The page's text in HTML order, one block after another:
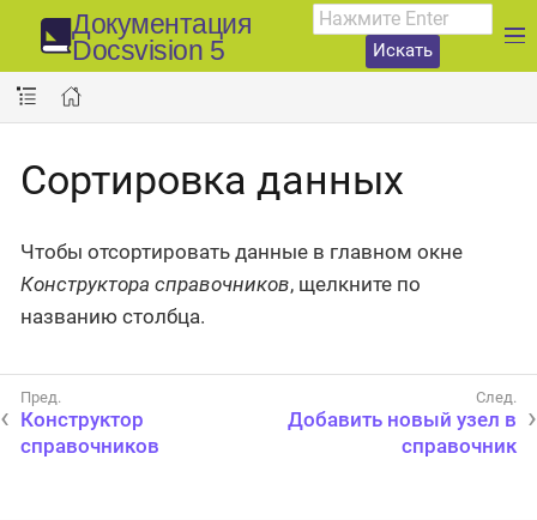
Документация
Docsvision 5
Искать
Сортировка данных
Чтобы отсортировать данные в главном окне
Конструктора справочников, щелкните по
названию столбца.
Конструктор
справочников
Добавить новый узел в
справочник